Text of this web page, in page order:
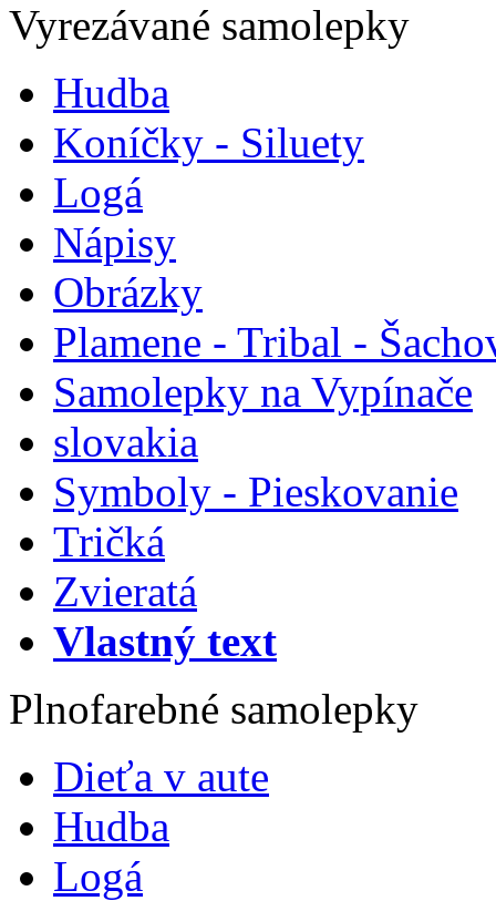
Vyrezávané samolepky
Hudba
Koníčky - Siluety
Logá
Nápisy
Obrázky
Plamene - Tribal -
Samolepky na Vypínače
slovakia
Symboly - Pieskovanie
Tričká
Zvieratá
Vlastný text
Plnofarebné samolepky
Dieťa v aute
Hudba
Logá